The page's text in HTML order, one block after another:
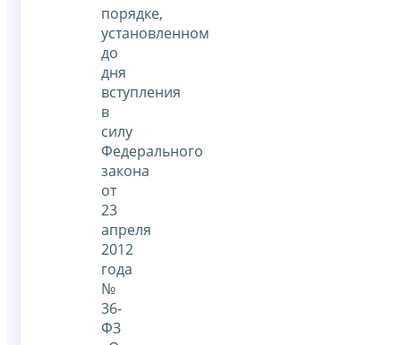
порядке,
установленном
до
дня
вступления
в
силу
Федерального
закона
от
23
апреля
2012
года
№
36-
ФЗ